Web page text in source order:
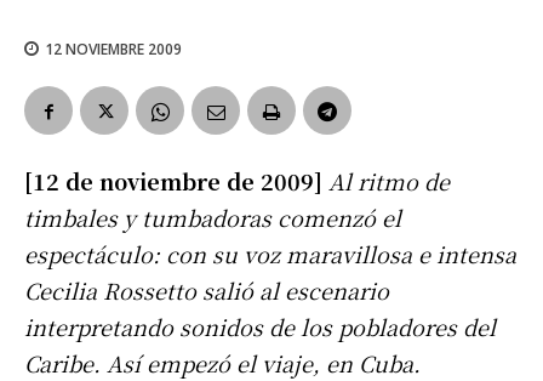
12 NOVIEMBRE 2009
[12 de noviembre de 2009] Al ritmo de
timbales y tumbadoras comenzó el
espectáculo: con su voz maravillosa e intensa
Cecilia Rossetto salió al escenario
interpretando sonidos de los pobladores del
Caribe. Así empezó el viaje, en Cuba.